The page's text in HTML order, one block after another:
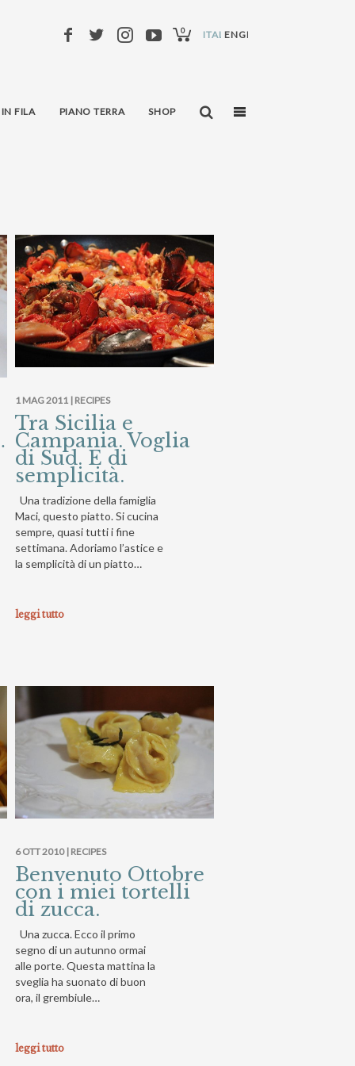
ITALIANO
ENGLISH
0
FILA PIANO TERRA SHOP
1 MAG 2011 | RECIPES
Tra Sicilia e
Campania. Voglia
di Sud. E di
semplicità.
Una tradizione della famiglia
Maci, questo piatto. Si cucina
sempre, quasi tutti i fine
settimana. Adoriamo l’astice e
la semplicità di un piatto…
leggi tutto
6 OTT 2010 | RECIPES
Benvenuto Ottobre
con i miei tortelli
di zucca.
Una zucca. Ecco il primo
segno di un autunno ormai
alle porte. Questa mattina la
sveglia ha suonato di buon
ora, il grembiule…
leggi tutto